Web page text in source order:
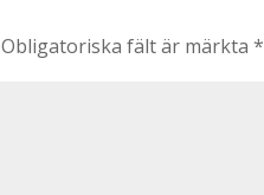
Obligatoriska fält är märkta*